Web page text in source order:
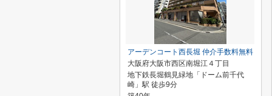
アーデンコート西長堀 仲介手数料無料
大阪府大阪市西区南堀江４丁目
地下鉄長堀鶴見緑地「ドーム前千代
崎」駅 徒歩9分